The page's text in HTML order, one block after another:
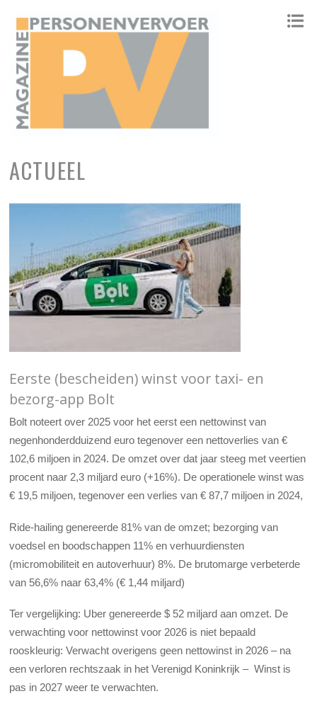
ACTUEEL
Eerste (bescheiden) winst voor taxi- en
bezorg-app Bolt
Bolt noteert over 2025 voor het eerst een nettowinst van
negenhonderdduizend euro tegenover een nettoverlies van €
102,6 miljoen in 2024. De omzet over dat jaar steeg met veertien
procent naar 2,3 miljard euro (+16%). De operationele winst was
€ 19,5 miljoen, tegenover een verlies van € 87,7 miljoen in 2024,
Ride-hailing genereerde 81% van de omzet; bezorging van
voedsel en boodschappen 11% en verhuurdiensten
(micromobiliteit en autoverhuur) 8%. De brutomarge verbeterde
van 56,6% naar 63,4% (€ 1,44 miljard)
Ter vergelijking: Uber genereerde $ 52 miljard aan omzet. De
verwachting voor nettowinst voor 2026 is niet bepaald
rooskleurig: Verwacht overigens geen nettowinst in 2026 – na
een verloren rechtszaak in het Verenigd Koninkrijk – Winst is
pas in 2027 weer te verwachten.